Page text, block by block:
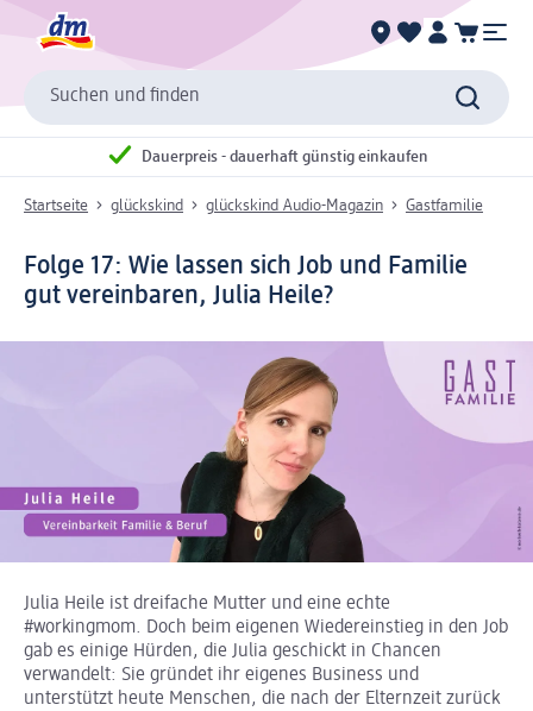
Suchen und finden
Dauerpreis - dauerhaft günstig einkaufen
Startseite glückskind glückskind Audio-Magazin Gastfamilie
Folge 17: Wie lassen sich Job und Familie
gut vereinbaren, Julia Heile?
Julia Heile ist dreifache Mutter und eine echte
#workingmom. Doch beim eigenen Wiedereinstieg in den Job
gab es einige Hürden, die Julia geschickt in Chancen
verwandelt: Sie gründet ihr eigenes Business und
unterstützt heute Menschen, die nach der Elternzeit zurück